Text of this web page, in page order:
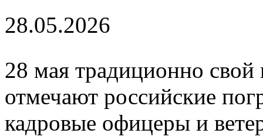
28.05.2026
28 мая традиционно
отмечают российские
кадровые офицеры и